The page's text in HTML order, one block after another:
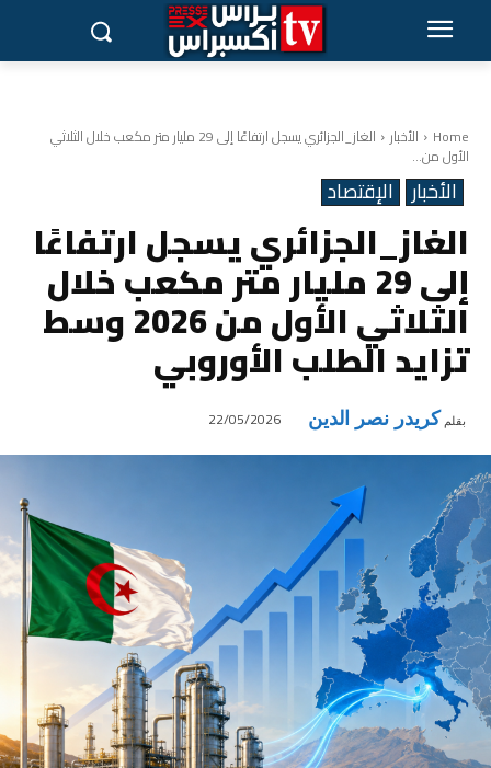
Home الأخبار الغاز_الجزائري يسجل ارتفاعًا إلى 29 مليار متر مكعب خلال الثلاثي
الأول من...
الأخبار الإقتصاد
الغاز_الجزائري يسجل ارتفاعًا
إلى 29 مليار متر مكعب خلال
الثلاثي الأول من 2026 وسط
تزايد الطلب الأوروبي
بقلم كريدر نصر الدين 22/05/2026